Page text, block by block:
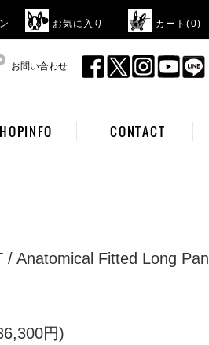
お気に入り カート(0)
お問い合わせ
CONTACT
/ Anatomical Fitted Long Pan
円)